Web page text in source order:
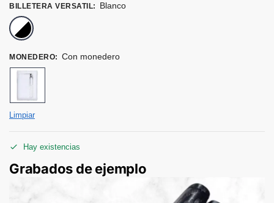
BILLETERA VERSATIL: Blanco
MONEDERO: Con monedero
Limpiar
Hay existencias
Grabados de ejemplo